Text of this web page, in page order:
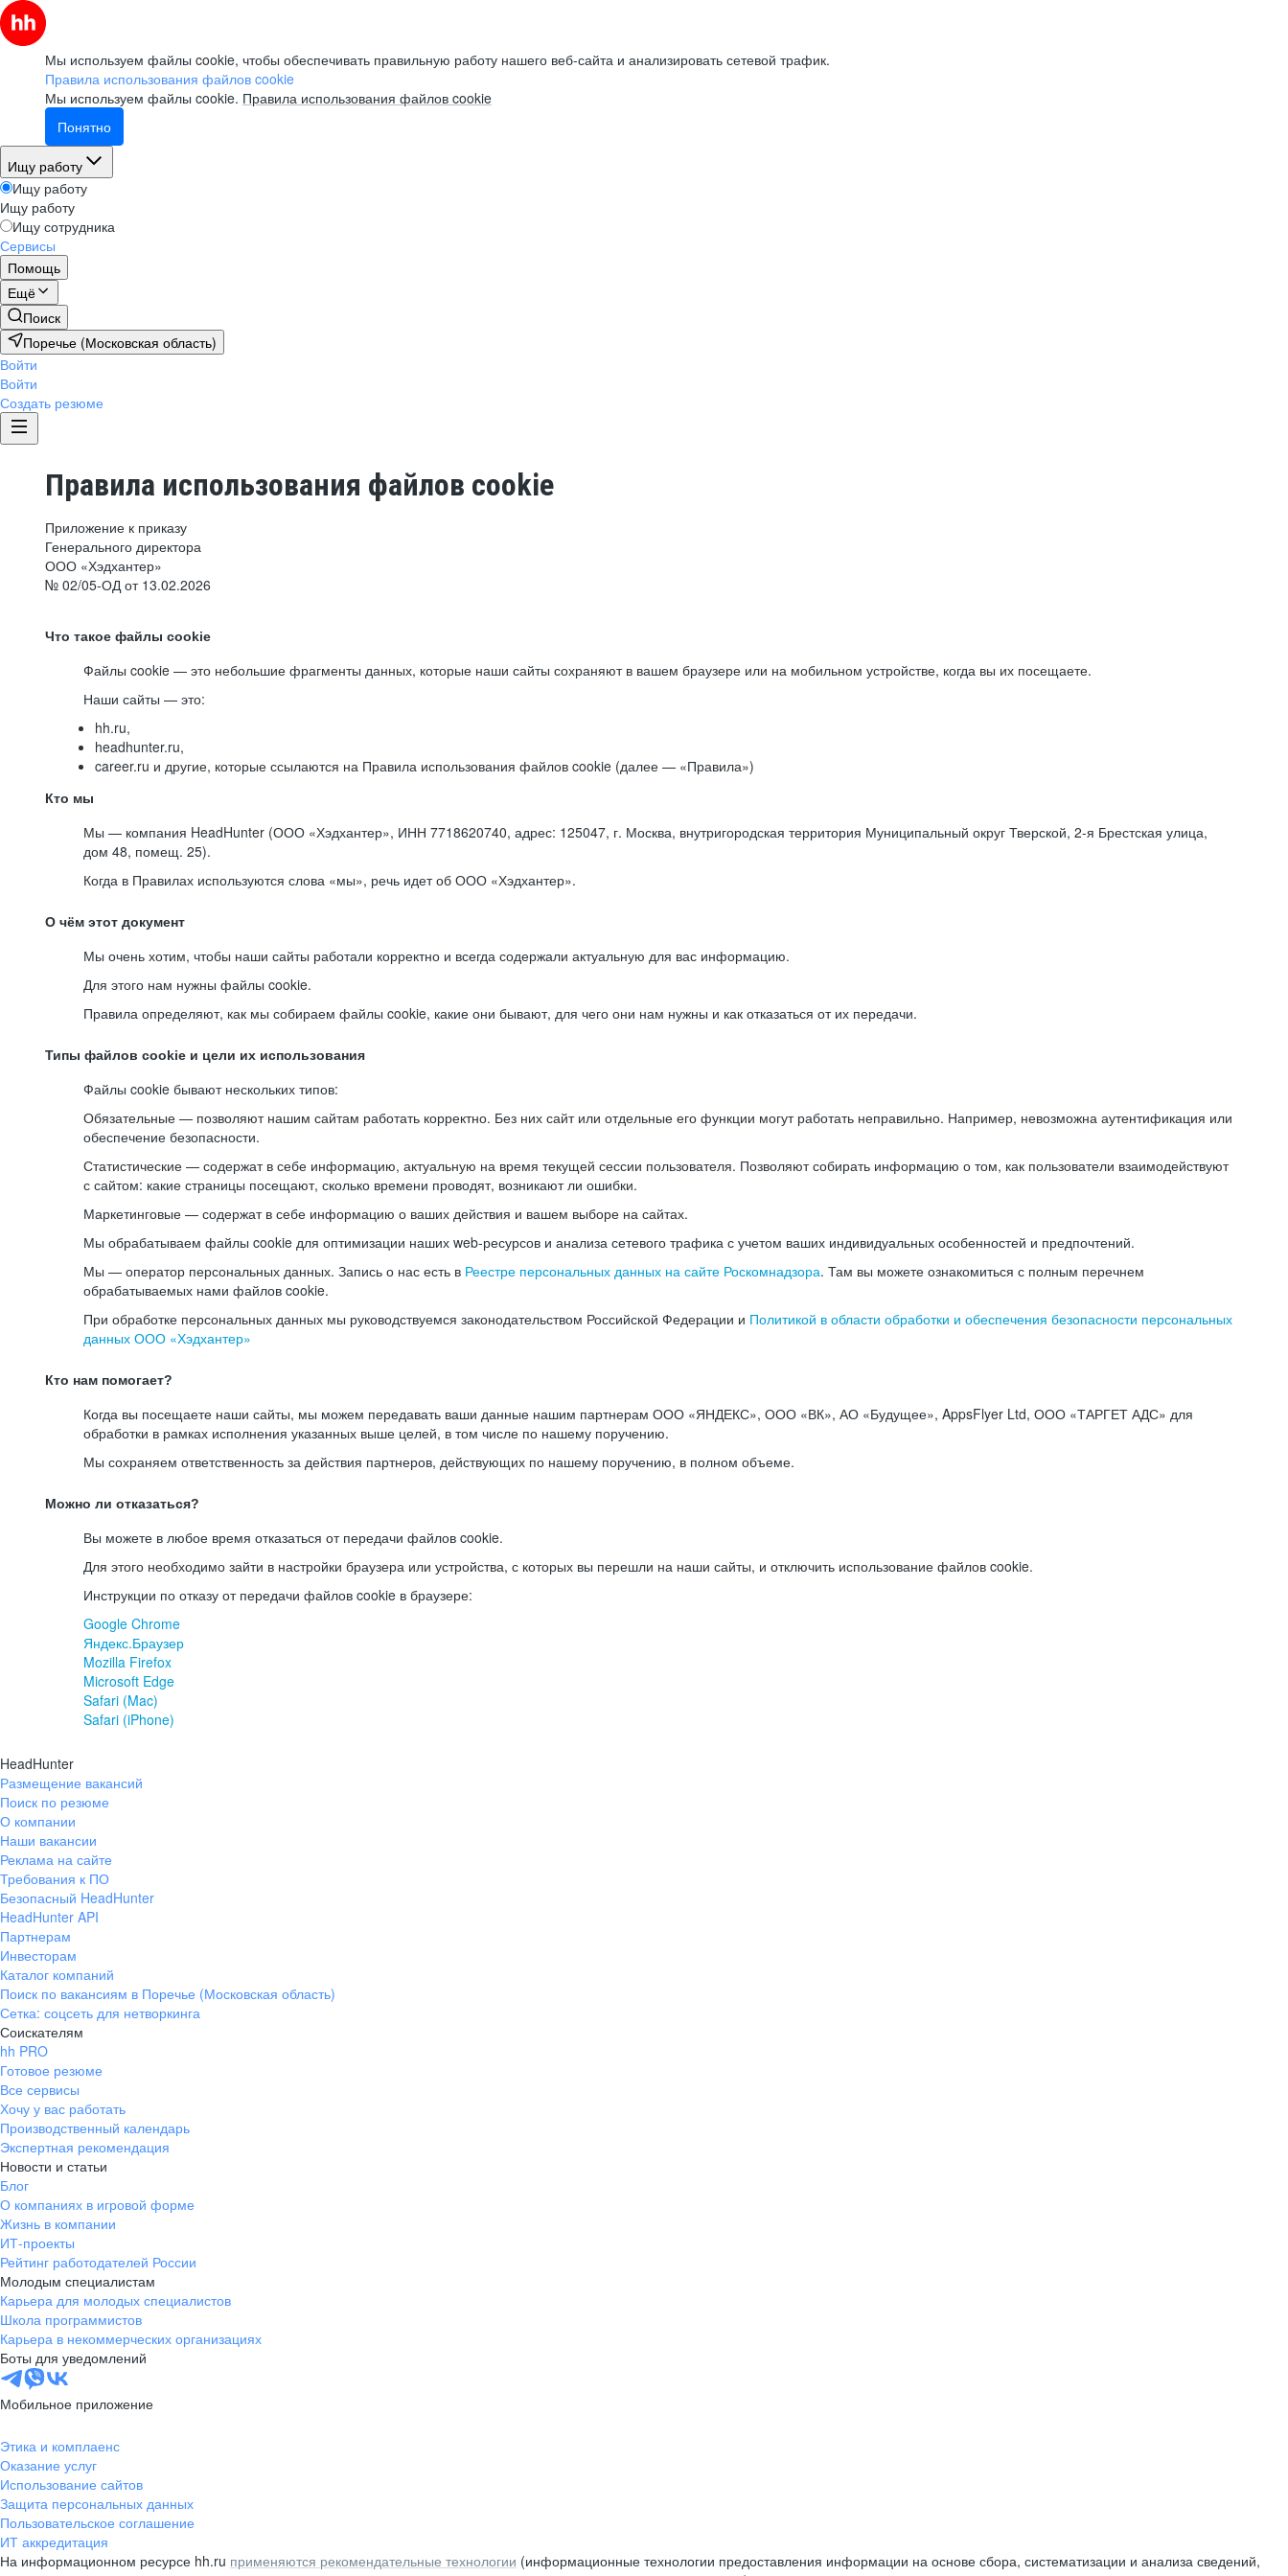
Мы используем файлы cookie, чтобы обеспечивать правильную работу нашего веб-сайта и анализировать сетевой трафик.
Правила использования файлов cookie
Мы используем файлы cookie. Правила использования файлов cookie
Понятно
Ищу работу
Ищу работу
Ищу работу
Ищу сотрудника
Сервисы
Помощь
Ещё
Поиск
Поречье (Московская область)
Войти
Войти
Создать резюме
Правила использования файлов cookie
Приложение к приказу
Генерального директора
ООО «Хэдхантер»
№ 02/05-ОД от 13.02.2026
Что такое файлы cookie
Файлы cookie — это небольшие фрагменты данных, которые наши сайты сохраняют в вашем браузере или на мобильном устройстве, когда вы их посещаете.
Наши сайты — это:
hh.ru,
headhunter.ru,
career.ru и другие, которые ссылаются на Правила использования файлов cookie (далее — «Правила»)
Кто мы
Мы — компания HeadHunter (ООО «Хэдхантер», ИНН 7718620740, адрес: 125047, г. Москва, внутригородская территория Муниципальный округ Тверской, 2-я Брестская улица,
дом 48, помещ. 25).
Когда в Правилах используются слова «мы», речь идет об ООО «Хэдхантер».
О чём этот документ
Мы очень хотим, чтобы наши сайты работали корректно и всегда содержали актуальную для вас информацию.
Для этого нам нужны файлы cookie.
Правила определяют, как мы собираем файлы cookie, какие они бывают, для чего они нам нужны и как отказаться от их передачи.
Типы файлов cookie и цели их использования
Файлы cookie бывают нескольких типов:
Обязательные — позволяют нашим сайтам работать корректно. Без них сайт или отдельные его функции могут работать неправильно. Например, невозможна аутентификация или
обеспечение безопасности.
Статистические — содержат в себе информацию, актуальную на время текущей сессии пользователя. Позволяют собирать информацию о том, как пользователи взаимодействуют
с сайтом: какие страницы посещают, сколько времени проводят, возникают ли ошибки.
Маркетинговые — содержат в себе информацию о ваших действия и вашем выборе на сайтах.
Мы обрабатываем файлы cookie для оптимизации наших web-ресурсов и анализа сетевого трафика с учетом ваших индивидуальных особенностей и предпочтений.
Мы — оператор персональных данных. Запись о нас есть в Реестре персональных данных на сайте Роскомнадзора. Там вы можете ознакомиться с полным перечнем
обрабатываемых нами файлов cookie.
При обработке персональных данных мы руководствуемся законодательством Российской Федерации и Политикой в области обработки и обеспечения безопасности персональных
данных ООО «Хэдхантер»
Кто нам помогает?
Когда вы посещаете наши сайты, мы можем передавать ваши данные нашим партнерам ООО «ЯНДЕКС», ООО «ВК», АО «Будущее», AppsFlyer Ltd, ООО «ТАРГЕТ АДС» для
обработки в рамках исполнения указанных выше целей, в том числе по нашему поручению.
Мы сохраняем ответственность за действия партнеров, действующих по нашему поручению, в полном объеме.
Можно ли отказаться?
Вы можете в любое время отказаться от передачи файлов cookie.
Для этого необходимо зайти в настройки браузера или устройства, с которых вы перешли на наши сайты, и отключить использование файлов cookie.
Инструкции по отказу от передачи файлов cookie в браузере:
Google Chrome
Яндекс.Браузер
Mozilla Firefox
Microsoft Edge
Safari (Mac)
Safari (iPhone)
HeadHunter
Размещение вакансий
Поиск по резюме
О компании
Наши вакансии
Реклама на сайте
Требования к ПО
Безопасный HeadHunter
HeadHunter API
Партнерам
Инвесторам
Каталог компаний
Поиск по вакансиям в Поречье (Московская область)
Сетка: соцсеть для нетворкинга
Соискателям
hh PRO
Готовое резюме
Все сервисы
Хочу у вас работать
Производственный календарь
Экспертная рекомендация
Новости и статьи
Блог
О компаниях в игровой форме
Жизнь в компании
ИТ-проекты
Рейтинг работодателей России
Молодым специалистам
Карьера для молодых специалистов
Школа программистов
Карьера в некоммерческих организациях
Боты для уведомлений
Мобильное приложение
Этика и комплаенс
Оказание услуг
Использование сайтов
Защита персональных данных
Пользовательское соглашение
ИТ аккредитация
На информационном ресурсе hh.ru применяются рекомендательные технологии (информационные технологии предоставления информации на основе сбора, систематизации и анализа сведений,